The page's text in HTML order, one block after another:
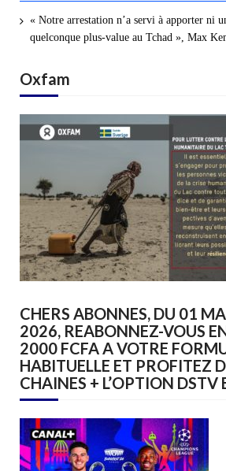
« Notre arrestation n’a servi à apporter ni
quelconque plus-value au Tchad », Max
Oxfam
CHERS ABONNES, DU 01
2026, REABONNEZ-VOUS
2000 FCFA A VOTRE
HABITUELLE ET PROFITEZ
CHAINES + L’OPTION DSTV